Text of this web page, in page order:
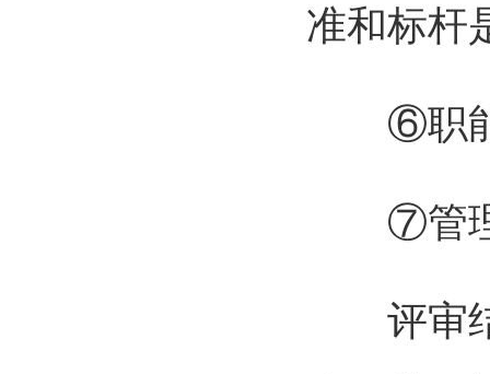
准和标杆
⑥职能
⑦管理
评审结